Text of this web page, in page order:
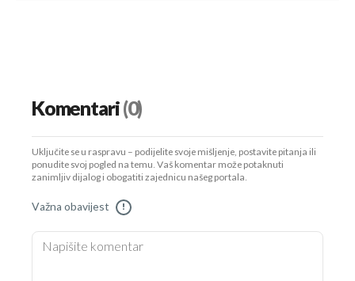
Komentari(0)
Uključite se u raspravu – podijelite svoje mišljenje, postavite pitanja ili
ponudite svoj pogled na temu. Vaš komentar može potaknuti
zanimljiv dijalog i obogatiti zajednicu našeg portala.
Važna obavijest !